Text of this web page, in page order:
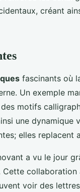
créant
fascinants où
Un exemple
motifs
une
elles replacent
a vu le jour
collaboration
voir des